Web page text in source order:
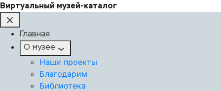
Виртуальный музей-каталог
Главная
О музее
Наши проекты
Благодарим
Библиотека